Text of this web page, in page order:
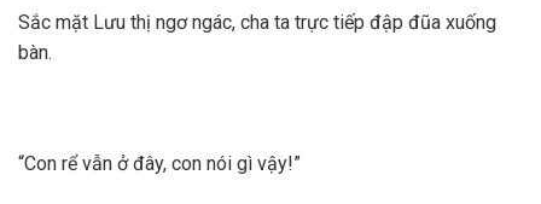
Sắc mặt Lưu thị ngơ ngác, cha ta trực tiếp đập đũa xuống
bàn.
“Con rể vẫn ở đây, con nói gì vậy!”